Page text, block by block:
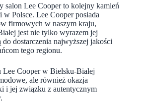
salon Lee Cooper to kolejny kamień
Polsce. Lee Cooper posiada
firmowych w naszym kraju,
jest nie tylko wyrazem jej
do dostarczenia najwyższej jakości
tego regionu.
Cooper w Bielsku-Białej
ale również okazja
i jej związku z autentycznym